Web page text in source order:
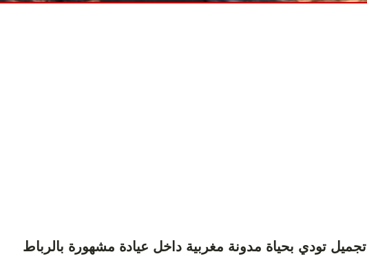
تودي بحياة مدونة مغربية داخل عيادة مشهورة بالرباط